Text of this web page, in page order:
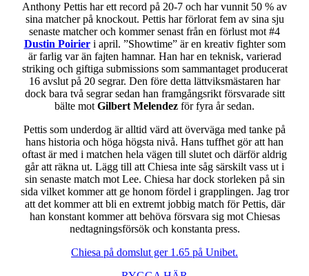
Anthony Pettis har ett record på 20-7 och har vunnit 50 % av
sina matcher på knockout. Pettis har förlorat fem av sina sju
senaste matcher och kommer senast från en förlust mot #4
Dustin Poirieri april. ”Showtime” är en kreativ fighter som
är farlig var än fajten hamnar. Han har en teknisk, varierad
striking och giftiga submissions som sammantaget producerat
16 avslut på 20 segrar. Den före detta lättviksmästaren har
dock bara två segrar sedan han framgångsrikt försvarade sitt
bälte mot Gilbert Melendez för fyra år sedan.
Pettis som underdog är alltid värd att överväga med tanke på
hans historia och höga högsta nivå. Hans tuffhet gör att han
oftast är med i matchen hela vägen till slutet och därför aldrig
går att räkna ut. Lägg till att Chiesa inte såg särskilt vass ut i
sin senaste match mot Lee. Chiesa har dock storleken på sin
sida vilket kommer att ge honom fördel i grapplingen. Jag tror
att det kommer att bli en extremt jobbig match för Pettis, där
han konstant kommer att behöva försvara sig mot Chiesas
nedtagningsförsök och konstanta press.
Chiesa på domslut ger 1.65 på Unibet.